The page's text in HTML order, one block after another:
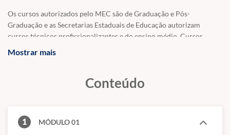
Os cursos autorizados pelo MEC são de Graduação e Pós-
Graduação e as Secretarias Estaduais de Educação autorizam
cursos técnicos profissionalizantes e do ensino médio. Cursos
Os Cursos Livres, passaram a integrar a Educação Profissional,
formal com duração variável, a fim de proporcionar conhecimentos
Mostrar mais
Conteúdo
1 MÓDULO 01